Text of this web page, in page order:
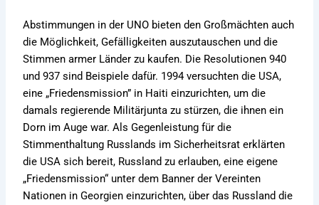
Abstimmungen in der UNO bieten den Großmächten auch
die Möglichkeit, Gefälligkeiten auszutauschen und die
Stimmen armer Länder zu kaufen. Die Resolutionen 940
und 937 sind Beispiele dafür. 1994 versuchten die USA,
eine „Friedensmission” in Haiti einzurichten, um die
damals regierende Militärjunta zu stürzen, die ihnen ein
Dorn im Auge war. Als Gegenleistung für die
Stimmenthaltung Russlands im Sicherheitsrat erklärten
die USA sich bereit, Russland zu erlauben, eine eigene
„Friedensmission“ unter dem Banner der Vereinten
Nationen in Georgien einzurichten, über das Russland die